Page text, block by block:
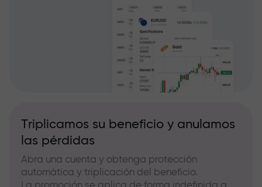
Triplicamos su beneficio y anulamos
las pérdidas
Abra una cuenta y obtenga protección
automática y triplicación del beneficio.
La promoción se aplica de forma indefinida a